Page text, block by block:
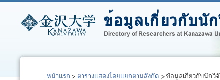
หน้าแรก ตารางแสดงโดยแยกตามสังกัด ข้อมูลเกี่ยวกับนักวิ